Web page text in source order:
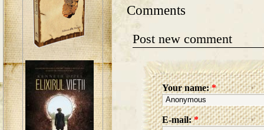
Comments
Post new comment
Your name:*
E-mail:*